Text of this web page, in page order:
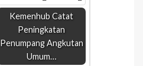
Kemenhub Catat
Peningkatan
Penumpang Angkutan
Umum…